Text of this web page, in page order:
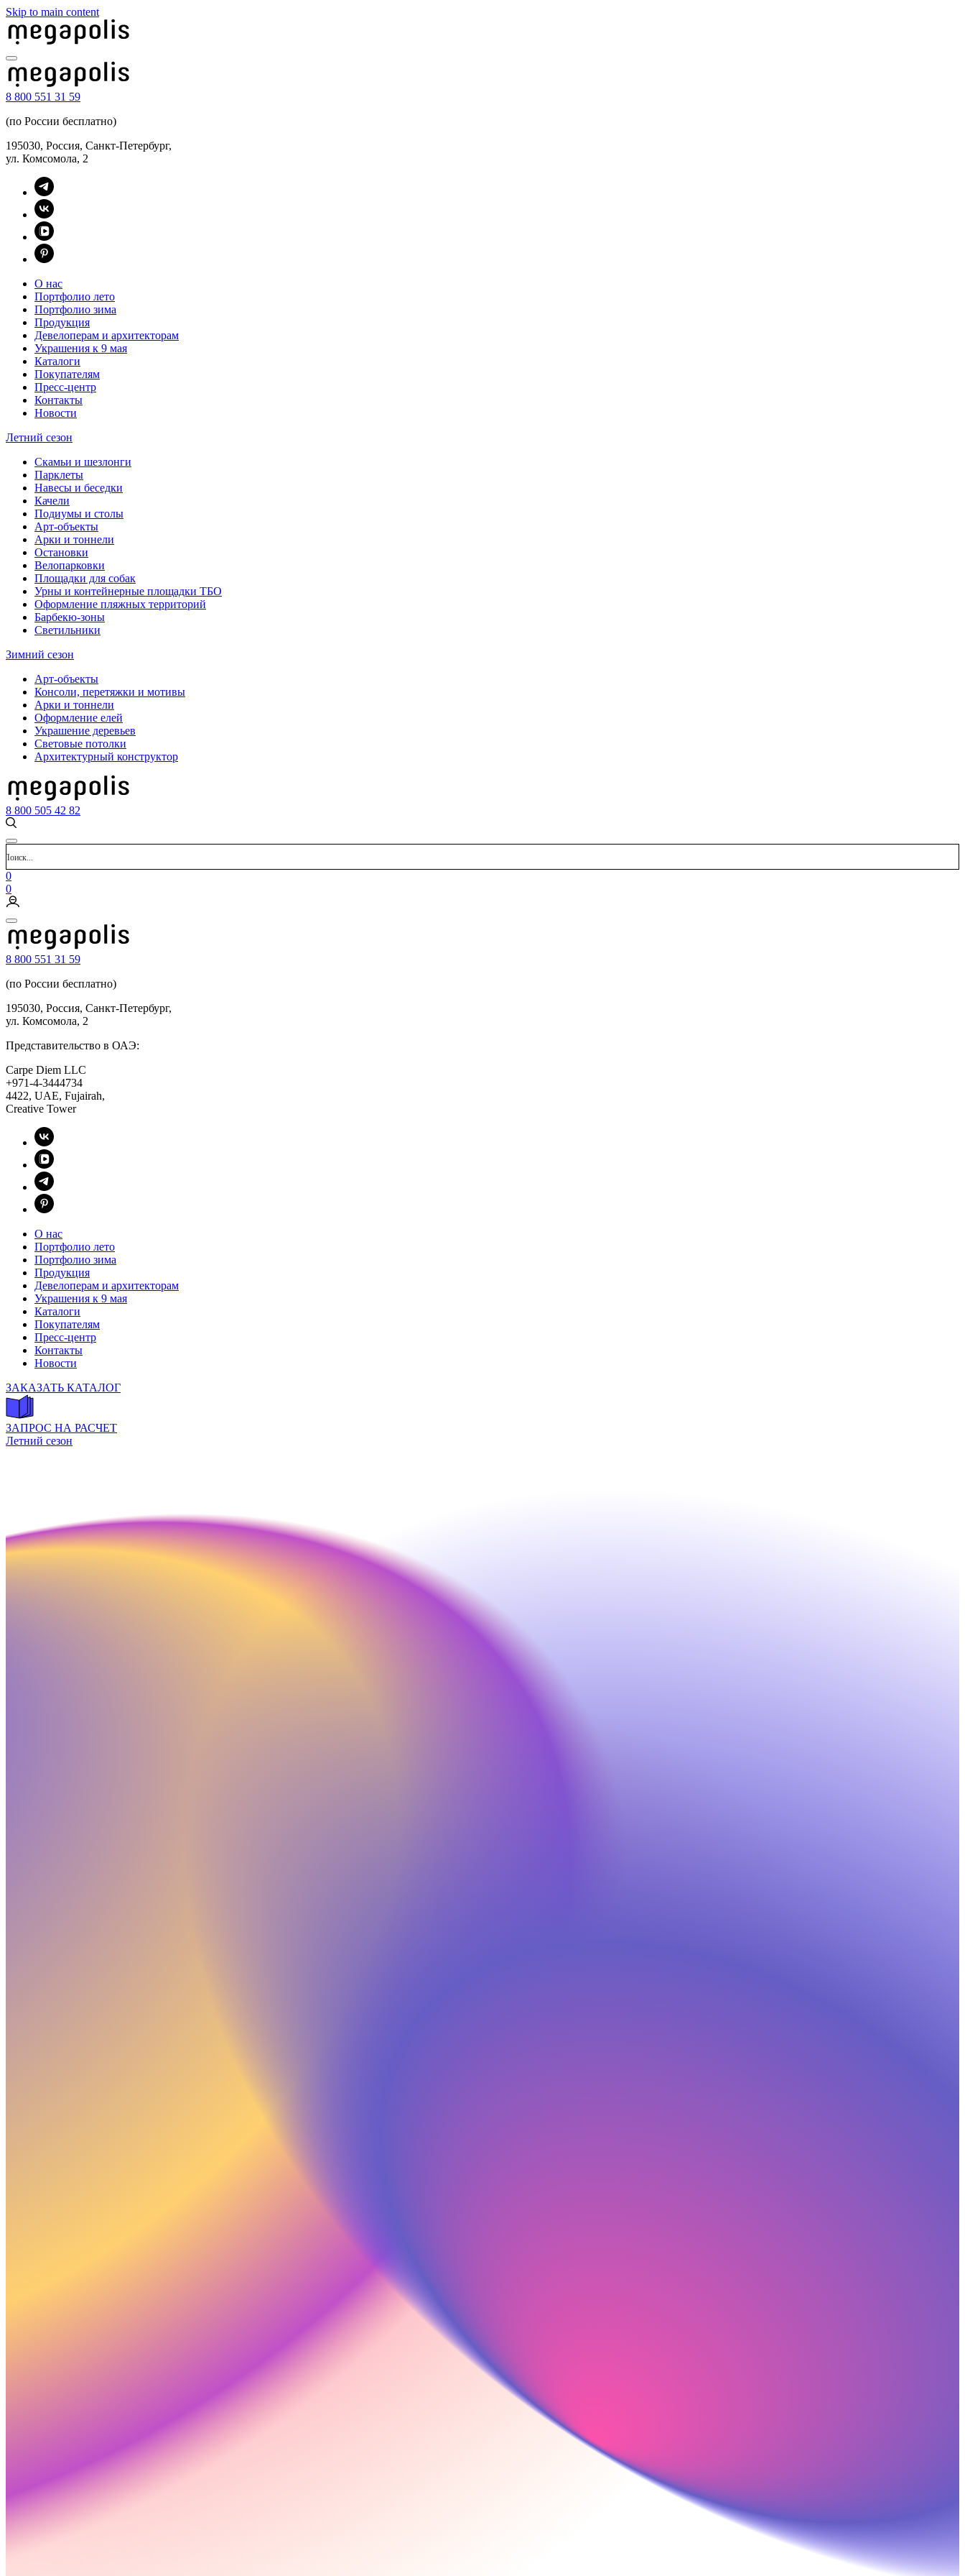
Skip to main content
8 800 551 31 59
(по России бесплатно)
195030, Россия, Санкт-Петербург,
ул. Комсомола, 2
О нас
Портфолио лето
Портфолио зима
Продукция
Девелоперам и архитекторам
Украшения к 9 мая
Каталоги
Покупателям
Пресс-центр
Контакты
Новости
Летний сезон
Скамьи и шезлонги
Парклеты
Навесы и беседки
Качели
Подиумы и столы
Арт-объекты
Арки и тоннели
Остановки
Велопарковки
Площадки для собак
Урны и контейнерные площадки ТБО
Оформление пляжных территорий
Барбекю-зоны
Светильники
Зимний сезон
Арт-объекты
Консоли, перетяжки и мотивы
Арки и тоннели
Оформление елей
Украшение деревьев
Световые потолки
Архитектурный конструктор
8 800 505 42 82
0
0
8 800 551 31 59
(по России бесплатно)
195030, Россия, Санкт-Петербург,
ул. Комсомола, 2
Представительство в ОАЭ:
Carpe Diem LLC
+971-4-3444734
4422, UAE, Fujairah,
Creative Tower
О нас
Портфолио лето
Портфолио зима
Продукция
Девелоперам и архитекторам
Украшения к 9 мая
Каталоги
Покупателям
Пресс-центр
Контакты
Новости
ЗАКАЗАТЬ КАТАЛОГ
ЗАПРОС НА РАСЧЕТ
Летний сезон